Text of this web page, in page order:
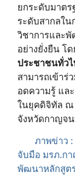
ยกระดับมาตร
ระดับสากลใน
วิชาการและ
อย่างยั่งยืน โ
ประชาชนทั่ว
สามารถเข้า
อดความรู้ แล
ในยุคดิจิทัล
จังหวัดกาญจ
ภาพข่าว
จับมือ มรภ.ก
พัฒนาหลักสูต